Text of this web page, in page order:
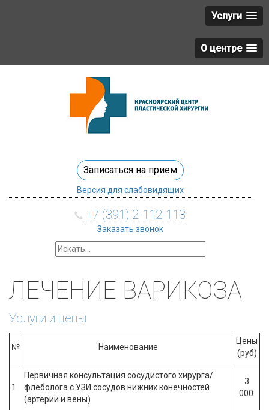
Услуги
О центре
Записаться на прием
Версия для слабовидящих
+7 (391) 2-112-113
Заказать звонок
ЛЕЧЕНИЕ ВАРИКОЗА
Услуги и цены
№ Наименование
Цены
(руб)
1
Первичная консультация сосудистого хирурга/
флеболога с УЗИ сосудов нижних конечностей
(артерии и вены)
3
000